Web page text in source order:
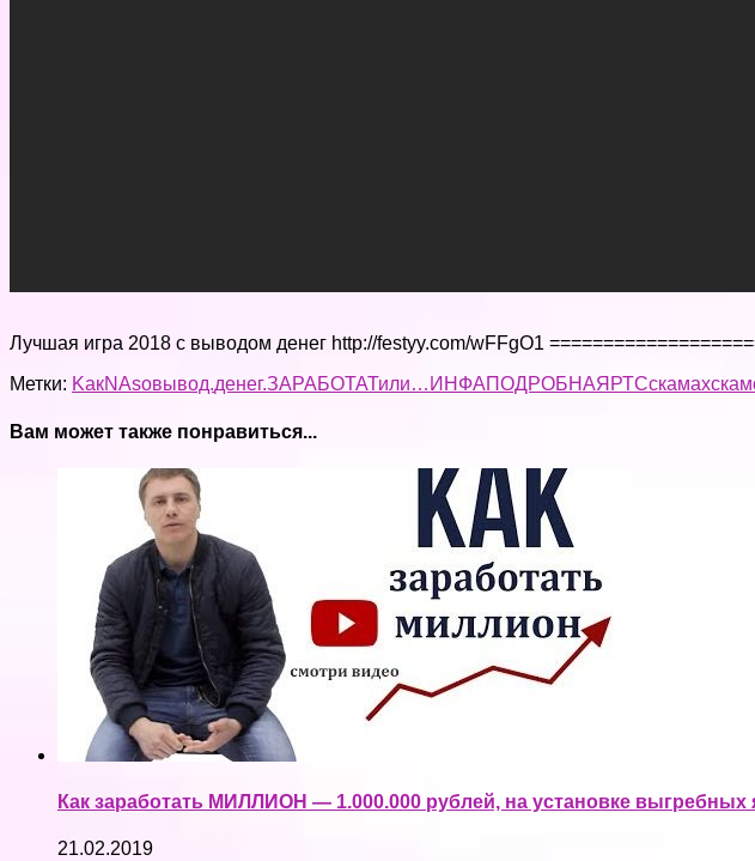
Лучшая игра 2018 с выводом денег http://festyy.com/wFFgO1
Метки: KакNAsoвывод.денег.ЗАРАБОТАТили… ИНФАПОДРОБНАЯ РТСскамах
Вам может также понравиться...
Как заработать МИЛЛИОН — 1.000.000 рублей, на установке выгребных
21.02.2019